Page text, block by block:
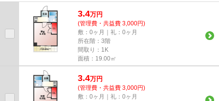
には自走式駐車場があります。...
3.4万円
(管理費・共益費 3,000円)
敷：0ヶ月｜礼：0ヶ月
所在階：3階
間取り：1K
面積：19.00㎡
3.4万円
(管理費・共益費 3,000円)
敷：0ヶ月｜礼：0ヶ月